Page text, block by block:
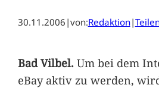
30.11.2006 |von:Redaktion|
Bad Vilbel.Um bei dem
eBay aktiv zu werden,